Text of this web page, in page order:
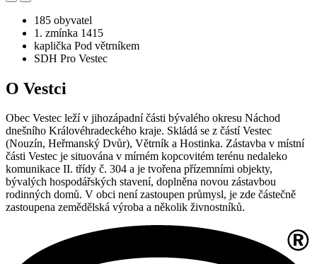
185 obyvatel
1. zmínka 1415
kaplička Pod větrníkem
SDH Pro Vestec
O Vestci
Obec Vestec leží v jihozápadní části bývalého okresu Náchod
dnešního Královéhradeckého kraje. Skládá se z částí Vestec
(Nouzín, Heřmanský Dvůr), Větrník a Hostinka. Zástavba v místní
části Vestec je situována v mírném kopcovitém terénu nedaleko
komunikace II. třídy č. 304 a je tvořena přízemními objekty,
bývalých hospodářských stavení, doplněna novou zástavbou
rodinných domů. V obci není zastoupen průmysl, je zde částečně
zastoupena zemědělská výroba a několik živnostníků.